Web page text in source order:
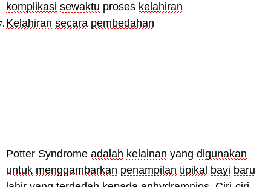
komplikasi sewaktu proses kelahiran
Kelahiran secara pembedahan
Potter Syndrome adalah kelainan yang digunakan
untuk menggambarkan penampilan tipikal bayi baru